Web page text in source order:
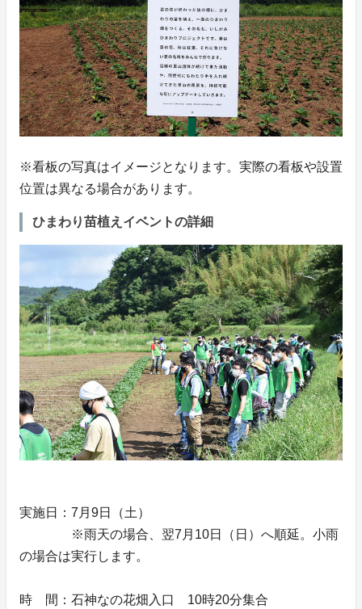
※看板の写真はイメージとなります。実際の看板や設置
位置は異なる場合があります。
ひまわり苗植えイベントの詳細
実施日：7月9日（土）
※雨天の場合、翌7月10日（日）へ順延。小雨
の場合は実行します。
時 間：石神なの花畑入口 10時20分集合